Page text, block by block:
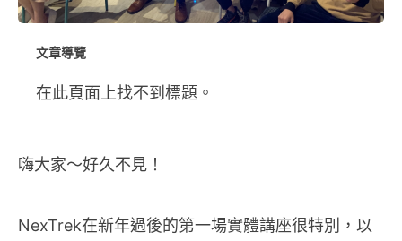
文章導覽
在此頁面上找不到標題。
嗨大家～好久不見！
NexTrek在新年過後的第一場實體講座很特別，以